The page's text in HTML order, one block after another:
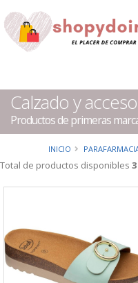
Calzado y
Productos de primeras
INICIO
Total de productos disponibles 3